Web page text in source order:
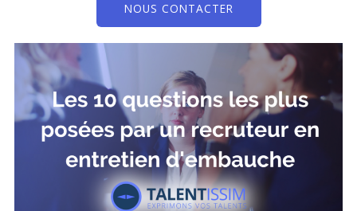
NOUS CONTACTER